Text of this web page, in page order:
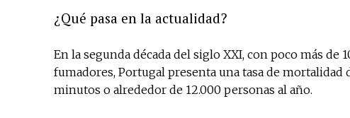
¿Qué pasa en la actualidad?
En la segunda década del siglo XXI, con poco más
fumadores, Portugal presenta una tasa de mortalidad
minutos o alrededor de 12.000 personas al año.